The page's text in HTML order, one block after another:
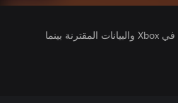
يتلقى ناشرو الألعاب التي تقوم بتشغيلها وصولاً إلى معلومات ملف تعريفك في Xbox والبيانات المقترنة بينما